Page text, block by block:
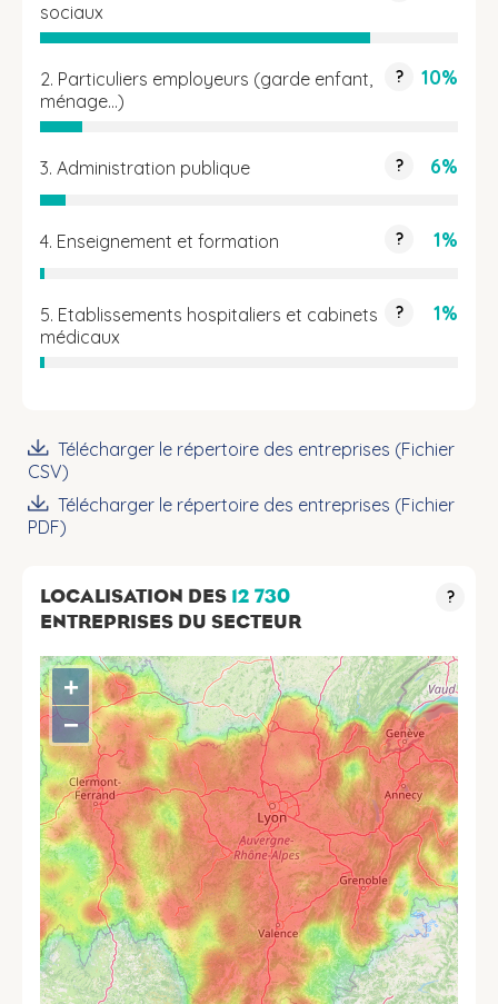
sociaux
2. Particuliers employeurs (garde enfant,
ménage…)
? 10%
3. Administration publique ? 6%
4. Enseignement et formation ? 1%
5. Etablissements hospitaliers et cabinets
médicaux
? 1%
Télécharger le répertoire des entreprises (Fichier
CSV)
Télécharger le répertoire des entreprises (Fichier
PDF)
LOCALISATION DES 12 730
ENTREPRISES DU SECTEUR
?
+
−